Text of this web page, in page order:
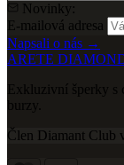
Novinky:
E-mailová adresa
Napsali o nás →
ARETE
Exkluzivní šperky
burzy.
Člen Diamant Club